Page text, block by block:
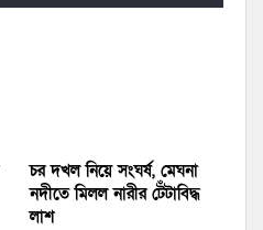
চর দখল নিয়ে সংঘর্ষ, মেঘনা
নদীতে মিলল নারীর টেঁটাবিদ্ধ
লাশ